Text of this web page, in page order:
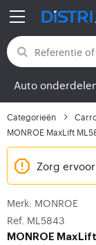
Terug naar
Auto
Categorieën
MONROE MaxLift
Zorg
Merk: MONROE
Ref. ML5843
MONROE